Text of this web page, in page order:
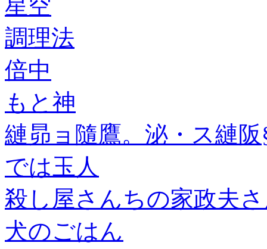
星空
調理法
倍中
もと神
縺昴ョ隨鷹。泌・ス縺
では玉人
殺し屋さんちの家政夫
犬のごはん